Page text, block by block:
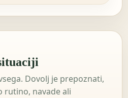
Dovolj je prepoznati,
rutino, navade ali